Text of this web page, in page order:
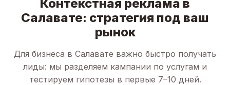
Контекстная реклама в
Салавате: стратегия под ваш
рынок
Для бизнеса в Салавате важно быстро получать
лиды: мы разделяем кампании по услугам и
тестируем гипотезы в первые 7–10 дней.